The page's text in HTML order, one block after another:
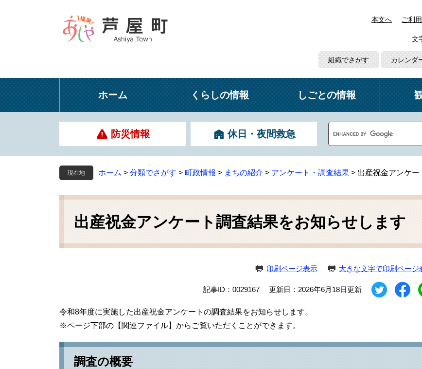
本
本文へ ご利
文
組織でさがす カレンダ
ホーム くらしの情報 しごとの情報
防災情報 休日・夜間救急
o
g
l
e
ス
ム
検
現在地 ホーム > 分類でさがす > 町政情報 > まちの紹介 > アンケート・調査結果 > 出産祝金アンケ
本
出産祝金アンケート調査結果をお知らせします
印刷ページ表示 大きな文字で印刷ページ
記事ID：0029167 更新日：2026年6月18日更新
令和8年度に実施した出産祝金アンケートの調査結果をお知らせします。
※ページ下部の【関連ファイル】からご覧いただくことができます。
調査の概要